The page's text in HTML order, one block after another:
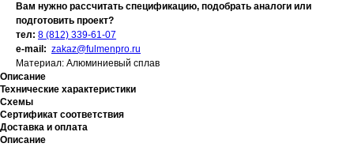
Вам нужно рассчитать спецификацию, подобрать аналоги или
подготовить проект?
тел: 8 (812) 339-61-07
e-mail: zakaz@fulmenpro.ru
Материал: Алюминиевый сплав
Описание
Технические характеристики
Схемы
Сертификат соответствия
Доставка и оплата
Описание